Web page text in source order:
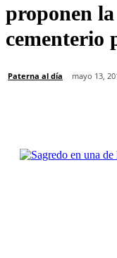
proponen
cementerio
Paterna al día mayo 13,